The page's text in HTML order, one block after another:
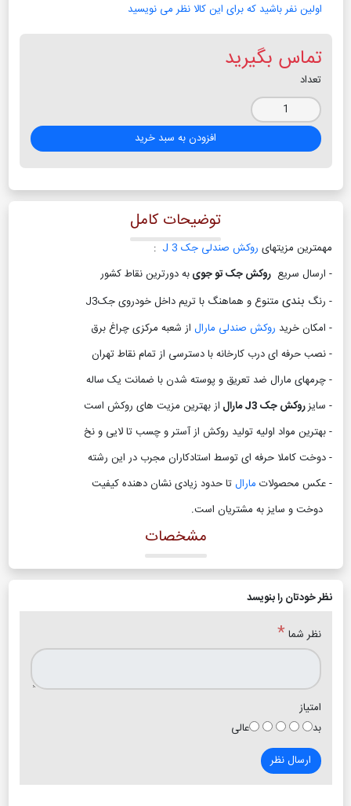
اولین نفر باشید که برای این کالا نظر می نویسید
تماس بگیرید
تعداد
افزودن به سبد خرید
توضیحات کامل
مهمترین مزیتهای روکش صندلی جک J 3
:
- ارسال سریعروکش جک تو جویبه دورترین نقاط کشور
- رنگ بندی متنوع و هماهنگ با تریم داخل خودروی جکJ3
- امکان خرید روکش صندلی مارال از شعبه مرکزی چراغ برق
- نصب حرفه ای درب کارخانه با دسترسی از تمام نقاط تهران
- چرمهای مارال ضد تعریق و پوسته شدن با ضمانت یک ساله
- سایزروکش جک J3 مارال
از بهترین مزیت های روکش است
- بهترین مواد اولیه تولید روکش از آستر و چسب تا لایی و نخ
- دوخت کاملا حرفه ای توسط استادکاران مجرب در این رشته
- عکس محصولات مارالتا حدود زیادی نشان دهنده کیفیت
دوخت و سایز به مشتریان است.
مشخصات
نظر خودتان را بنویسد
نظر شما *
امتیاز
بد
عالی
ارسال نظر